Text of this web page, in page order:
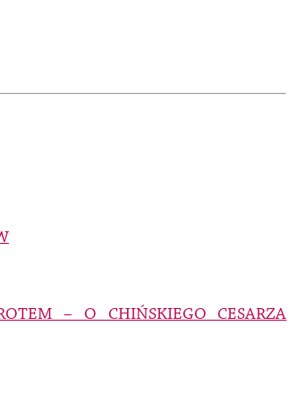
– O CHIŃSKIEGO CESARZA